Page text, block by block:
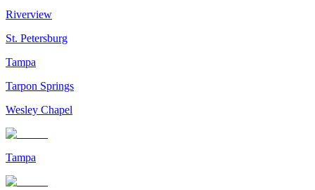
Riverview
St. Petersburg
Tampa
Tarpon Springs
Wesley Chapel
Tampa